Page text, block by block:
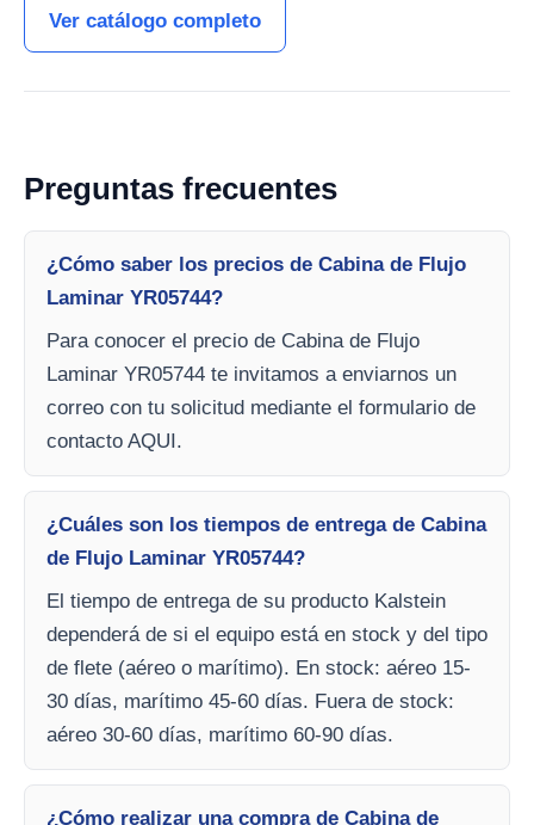
Ver catálogo completo
Preguntas frecuentes
¿Cómo saber los precios de Cabina de Flujo
Laminar YR05744?
Para conocer el precio de Cabina de Flujo
Laminar YR05744 te invitamos a enviarnos un
correo con tu solicitud mediante el formulario de
contacto AQUI.
¿Cuáles son los tiempos de entrega de Cabina
de Flujo Laminar YR05744?
El tiempo de entrega de su producto Kalstein
dependerá de si el equipo está en stock y del tipo
de flete (aéreo o marítimo). En stock: aéreo 15-
30 días, marítimo 45-60 días. Fuera de stock:
aéreo 30-60 días, marítimo 60-90 días.
¿Cómo realizar una compra de Cabina de